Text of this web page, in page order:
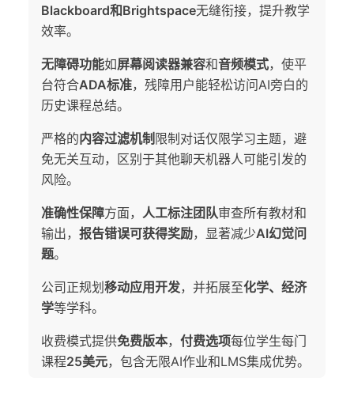
Blackboard和Brightspace无缝衔接，提升教学
效率。
无障碍功能如屏幕阅读器兼容和音频模式，使平
台符合ADA标准，残障用户能轻松访问AI旁白的
历史课程总结。
严格的内容过滤机制 限制对话仅限学习主题，避
免无关互动，区别于其他聊天机器人可能引发的
风险。
准确性保障方面， 人工标注团队审查所有教材和
输出， 报告错误可获得奖励，显著减少AI幻觉问
题。
公司正规划 移动应用开发，并拓展至化学、经济
学等学科。
收费模式提供免费版本， 付费选项每位学生每门
课程25美元，包含无限AI作业和LMS集成优势。